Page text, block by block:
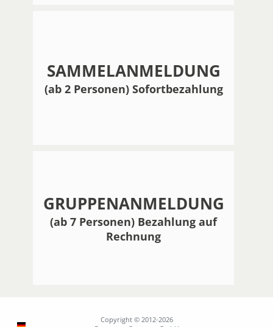
SAMMELANMELDUNG
(ab 2 Personen) Sofortbezahlung
GRUPPENANMELDUNG
(ab 7 Personen) Bezahlung auf
Rechnung
Copyright © 2012-2026